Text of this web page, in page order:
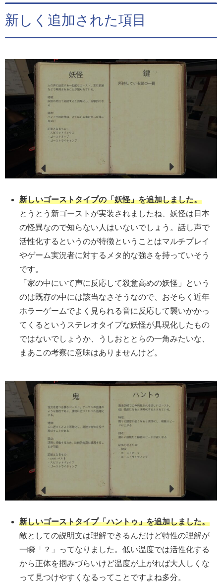
新しく追加された項目
新しいゴーストタイプの「妖怪」を追加しました。
とうとう新ゴーストが実装されましたね、妖怪は日本
の怪異なので知らない人はいないでしょう。話し声で
活性化するというのが特徴ということはマルチプレイ
やゲーム実況者に対するメタ的な強さを持っていそう
です。
「家の中にいて声に反応して殺意高めの妖怪」という
のは既存の中には該当なさそうなので、おそらく近年
ホラーゲームでよく見られる音に反応して襲いかかっ
てくるというステレオタイプな妖怪が具現化したもの
ではないでしょうか、うしおととらの一角みたいな、
まあこの考察に意味はありませんけど。
新しいゴーストタイプ「ハントゥ」を追加しました。
敵としての説明文は理解できるんだけど特性の理解が
一瞬「？」ってなりました。低い温度では活性化する
から正体を掴みづらいけど温度が上がれば大人しくな
って見つけやすくなるってことですよね多分。